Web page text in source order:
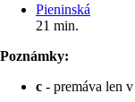
Pieninská
21 min.
Poznámky:
c - premáva len